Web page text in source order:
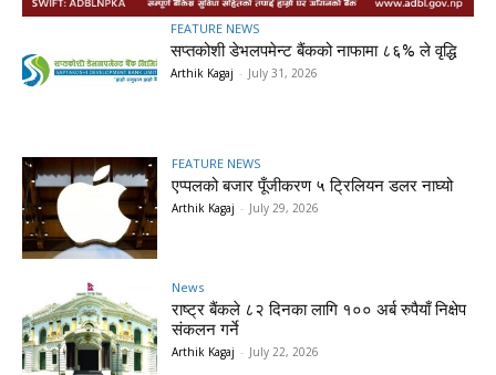
FEATURE NEWS
सप्तकोशी डेभलपमेन्ट बैंकको नाफामा ८६% ले वृद्धि
Arthik Kagaj - July 31, 2026
FEATURE NEWS
एप्पलको बजार पूँजीकरण ५ ट्रिलियन डलर नाघ्यो
Arthik Kagaj - July 29, 2026
News
राष्ट्र बैंकले ८२ दिनका लागि १०० अर्ब रुपैयाँ निक्षेप
संकलन गर्ने
Arthik Kagaj - July 22, 2026